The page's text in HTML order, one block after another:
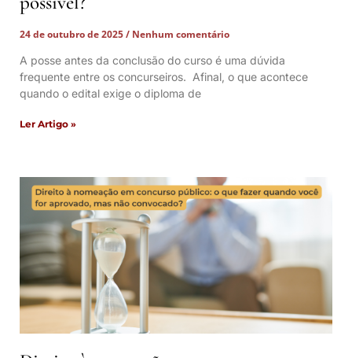
24 de outubro de 2025
Nenhum comentário
A posse antes da conclusão do curso é uma dúvida
frequente entre os concurseiros. Afinal, o que acontece
quando o edital exige o diploma de
Ler Artigo »